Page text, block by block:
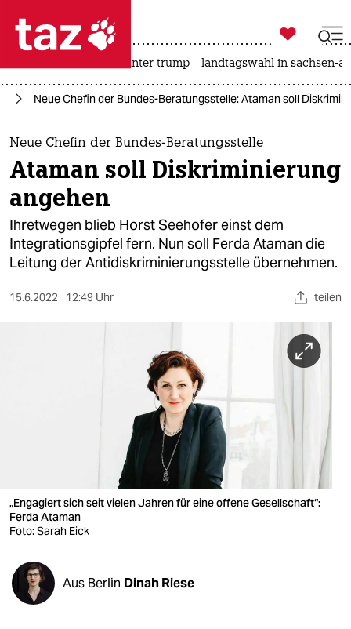
 taz zahl ich
taz zahl ich
themen
politik
öko
gesellschaft
veranstaltungen
fragen & hilfe

taz zahl ich
usa unter trump landtagswahl in sachsen-
Neue Chefin der Bundes-Beratungsstelle: Ataman soll
Neue Chefin der Bundes-Beratungsstelle
Ataman soll Diskriminierung
angehen
Ihretwegen blieb Horst Seehofer einst dem
Integrationsgipfel fern. Nun soll Ferda Ataman die
Leitung der Antidiskriminierungsstelle übernehmen.
15.6.2022 12:49 Uhr teilen
„Engagiert sich seit vielen Jahren für eine offene Gesellschaft“:
Ferda Ataman
Foto: Sarah Eick
Aus Berlin Dinah Riese